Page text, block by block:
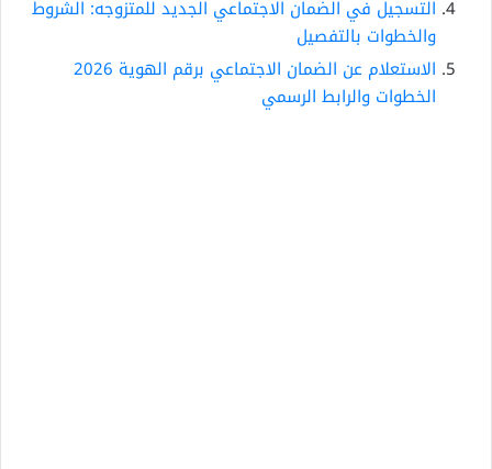
التسجيل في الضمان الاجتماعي الجديد للمتزوجه: الشروط
والخطوات بالتفصيل
الاستعلام عن الضمان الاجتماعي برقم الهوية 2026
الخطوات والرابط الرسمي